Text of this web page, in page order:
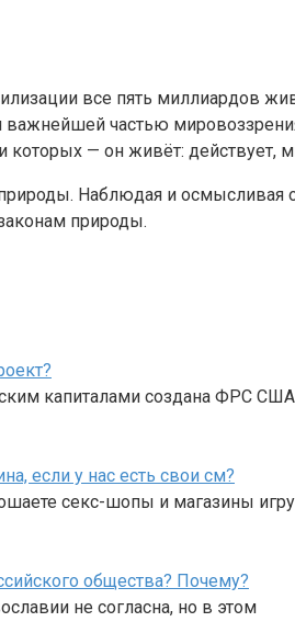
все пять миллиардов
важнейшей частью
— он живёт: действует,
Наблюдая и
природы.
капиталами создана ФРС
если у нас есть свои см?
секс-шопы и магазины
общества? Почему?
не согласна, но в этом